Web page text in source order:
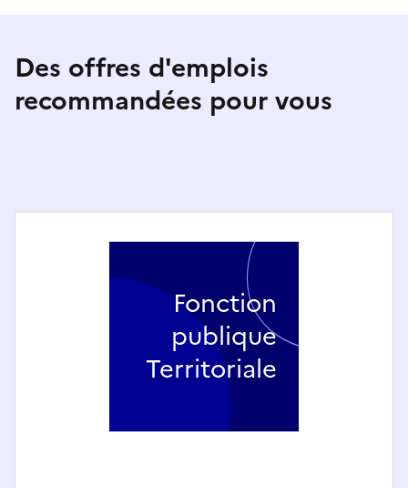
Des offres d'emplois
recommandées pour vous
Fonction
publique
Territoriale